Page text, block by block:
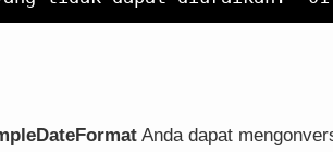
Anda dapat